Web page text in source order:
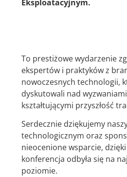
Eksploatacyjnym.
To prestiżowe wydarzenie
ekspertów i praktyków z
nowoczesnych technologii,
dyskutowali nad
kształtującymi przyszłość
Serdecznie dziękujemy
technologicznym oraz
nieocenione wsparcie,
konferencja odbyła się na
poziomie.